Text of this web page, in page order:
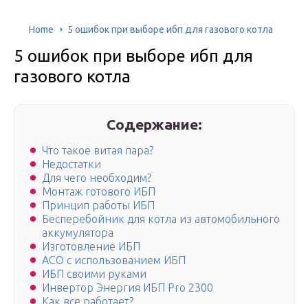
Home 5 ошибок при выборе ибп для газового котла
5 ошибок при выборе ибп для
газового котла
Содержание:
Что такое витая пара?
Недостатки
Для чего необходим?
Монтаж готового ИБП
Принцип работы ИБП
Бесперебойник для котла из автомобильного
аккумулятора
Изготовление ИБП
АСО с использованием ИБП
ИБП своими руками
Инвертор Энергия ИБП Pro 2300
Как все работает?